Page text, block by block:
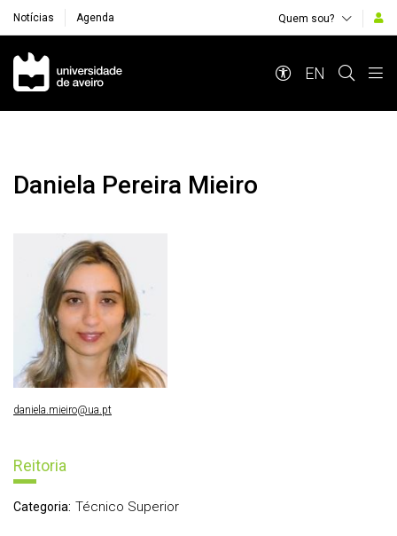
Notícias Agenda Quem sou?
Navegação Principal
EN
Daniela Pereira Mieiro
Reitoria
Categoria: Técnico Superior
daniela.mieiro@ua.pt